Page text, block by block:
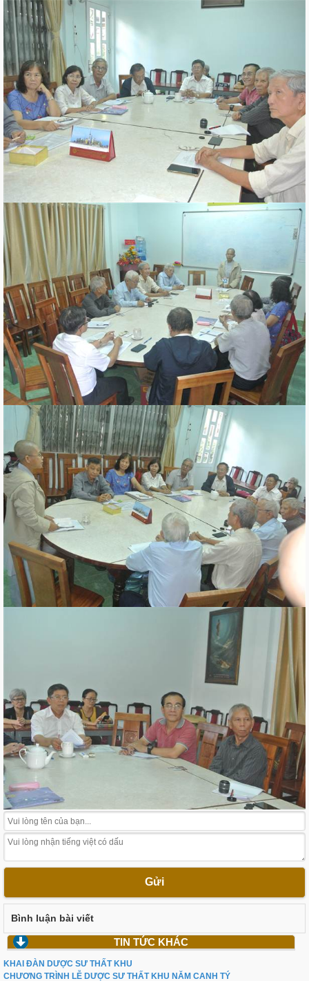
Gửi
Bình luận bài viết
TIN TỨC KHÁC
KHAI ĐÀN DƯỢC SƯ THẤT KHU
CHƯƠNG TRÌNH LỄ DƯỢC SƯ THẤT KHU NĂM CANH TÝ